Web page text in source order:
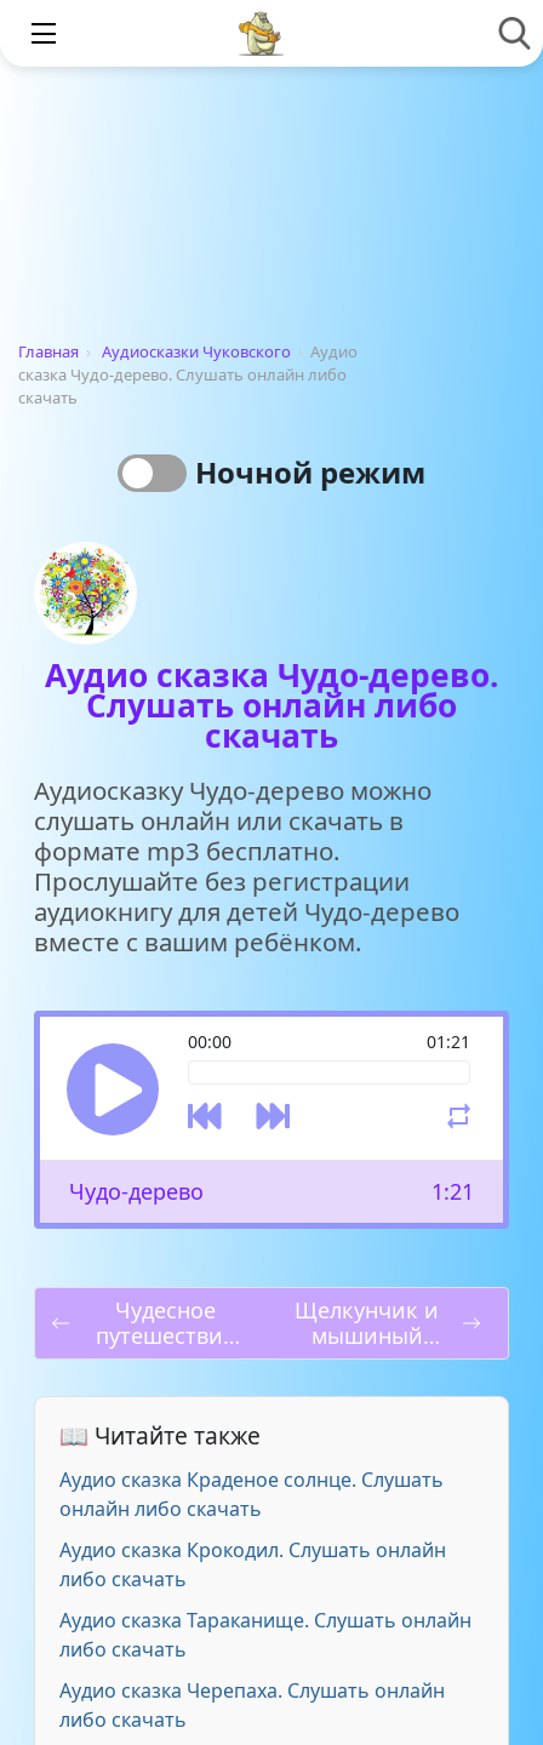
Главная › Аудиосказки Чуковского › Аудио
сказка Чудо-дерево. Слушать онлайн либо
скачать
Ночной режим
Аудио сказка Чудо-дерево.
Слушать онлайн либо
скачать
Аудиосказку Чудо-дерево можно
слушать онлайн или скачать в
формате mp3 бесплатно.
Прослушайте без регистрации
аудиокнигу для детей Чудо-дерево
вместе с вашим ребёнком.
00:00 01:21
Чудо-дерево 1:21
Чудесное
путешествие
Нильса с
Щелкунчик и
мышиный
король
📖 Читайте также
Аудио сказка Краденое солнце. Слушать
онлайн либо скачать
Аудио сказка Крокодил. Слушать онлайн
либо скачать
Аудио сказка Тараканище. Слушать онлайн
либо скачать
Аудио сказка Черепаха. Слушать онлайн
либо скачать